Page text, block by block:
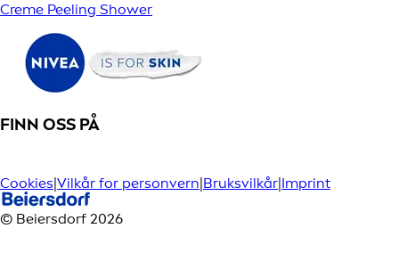
Creme Peeling Shower
FINN OSS PÅ
Cookies|Vilkår for personvern|Bruksvilkår|Imprint
© Beiersdorf 2026